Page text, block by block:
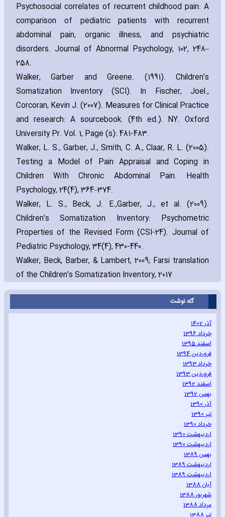
Psychosocial correlates of recurrent childhood pain: A
comparison of pediatric patients with recurrent
abdominal pain‚ organic illness‚ and psychiatric
disorders. Journal of Abnormal Psychology‚ 102‚ 248–
258.
Walker‚ Garber and Greene. (1991). Children’s
Somatization Inventory (SCI). In Fischer‚ Joel.‚
Corcoran‚ Kevin J. (2007). Measures for Clinical Practice
and research: A sourcebook. (4th ed.). NY. Oxford
University Pr. Vol. 1‚ Page (s): 481-483.
Walker‚ L. S.‚ Garber‚ J.‚ Smith‚ C. A.‚ Claar‚ R. L. (2005).
Testing a Model of Pain Appraisal and Coping in
Children With Chronic Abdominal Pain. Health
Psychology‚ 24(4)‚ 364–374.
Walker‚ L. S.‚ Beck‚ J. E.‚Garber‚ J.‚ et al. (2009).
Children’s Somatization Inventory: Psychometric
Properties of the Revised Form (CSI-24). Journal of
Pediatric Psychology‚ 34(4)‚ 430-440.
Walker‚ Beck‚ Barber‚ & Lambert‚ 2009; Farsi translation
of the Children’s Somatization Inventory‚ 2017
گاه نوشت
آذر 1402
خرداد 1396
اسفند 1395
فروردین 1394
خرداد 1393
فروردین 1393
اسفند 1392
بهمن 1392
آذر 1390
تیر 1390
خرداد 1390
اردیبهشت 1390
اردیبهشت 1390
بهمن 1389
اردیبهشت 1389
اردیبهشت 1389
آبان 1388
شهریور 1388
مرداد 1388